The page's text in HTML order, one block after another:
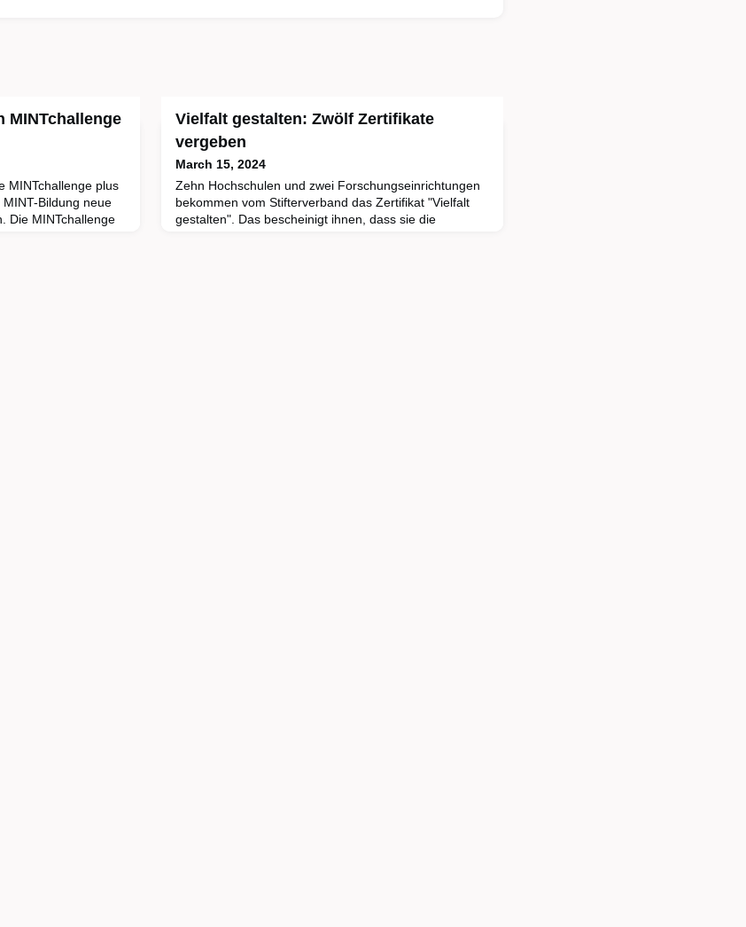
MINTchallenge
MINTchallenge plus
Bildung neue
Die MINTchallenge
Vielfalt gestalten: Zwölf Zertifikate
vergeben
March 15, 2024
Zehn Hochschulen und zwei Forschungseinrichtungen
bekommen vom Stifterverband das Zertifikat "Vielfalt
gestalten". Das bescheinigt ihnen, dass sie die